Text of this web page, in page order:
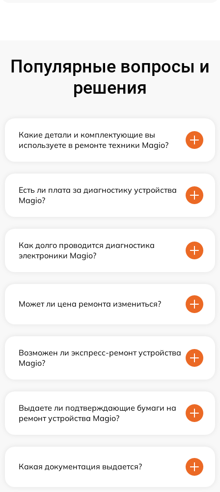
Популярные вопросы и
решения
Какие детали и комплектующие вы
используете в ремонте техники Magio?
Есть ли плата за диагностику устройства
Magio?
Как долго проводится диагностика
электроники Magio?
Может ли цена ремонта измениться?
Возможен ли экспресс-ремонт устройства
Magio?
Выдаете ли подтверждающие бумаги на
ремонт устройства Magio?
Какая документация выдается?